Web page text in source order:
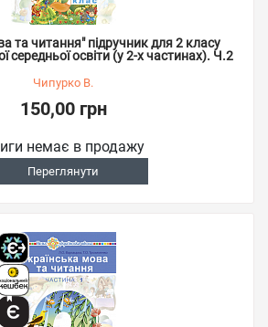
та читання" підручник для 2 класу
середньої освіти (у 2-х частинах). Ч.2
Чипурко В.
150,00 грн
немає в продажу
Переглянути